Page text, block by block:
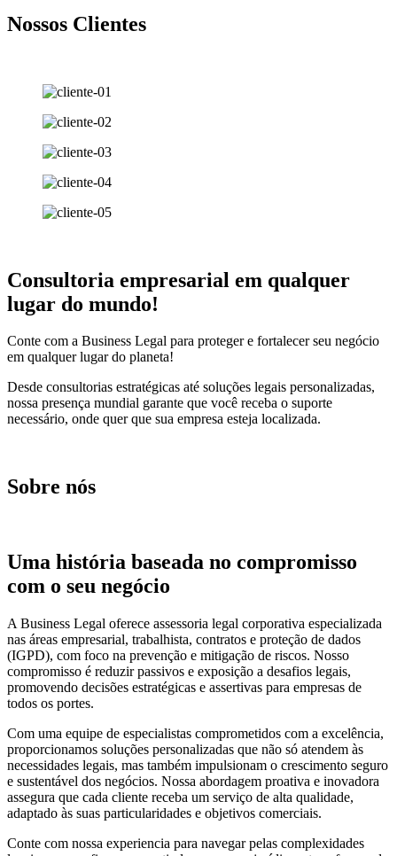
Nossos Clientes
Consultoria empresarial em qualquer
lugar do mundo!
Conte com a Business Legal para proteger e fortalecer seu negócio
em qualquer lugar do planeta!
Desde consultorias estratégicas até soluções legais personalizadas,
nossa presença mundial garante que você receba o suporte
necessário, onde quer que sua empresa esteja localizada.
Sobre nós
Uma história baseada no compromisso
com o seu negócio
A Business Legal oferece assessoria legal corporativa especializada
nas áreas empresarial, trabalhista, contratos e proteção de dados
(IGPD), com foco na prevenção e mitigação de riscos. Nosso
compromisso é reduzir passivos e exposição a desafios legais,
promovendo decisões estratégicas e assertivas para empresas de
todos os portes.
Com uma equipe de especialistas comprometidos com a excelência,
proporcionamos soluções personalizadas que não só atendem às
necessidades legais, mas também impulsionam o crescimento seguro
e sustentável dos negócios. Nossa abordagem proativa e inovadora
assegura que cada cliente receba um serviço de alta qualidade,
adaptado às suas particularidades e objetivos comerciais.
Conte com nossa experiencia para navegar pelas complexidades